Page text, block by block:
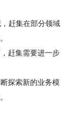
赶集在部分领域
赶集需要进一步
探索新的业务模